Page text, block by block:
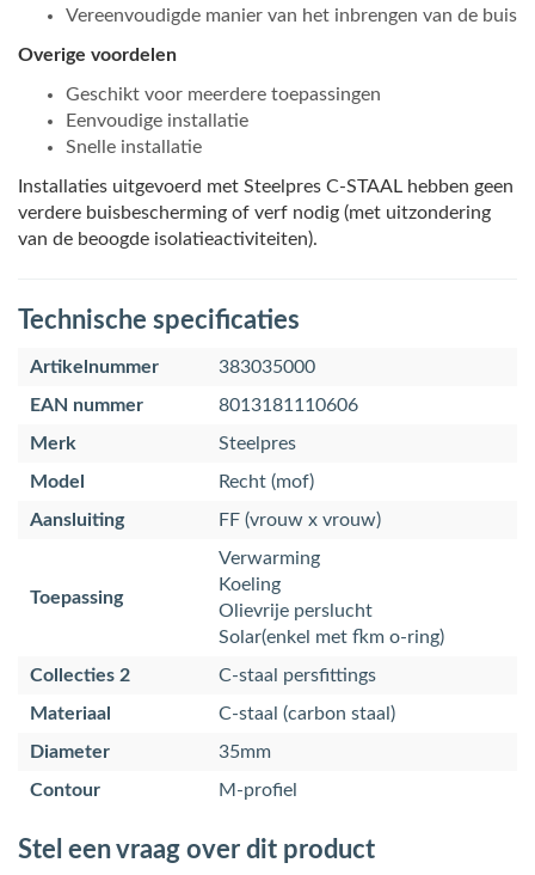
Vereenvoudigde manier van het inbrengen van de buis
Overige voordelen
Geschikt voor meerdere toepassingen
Eenvoudige installatie
Snelle installatie
Installaties uitgevoerd met Steelpres C-STAAL hebben geen
verdere buisbescherming of verf nodig (met uitzondering
van de beoogde isolatieactiviteiten).
Technische specificaties
Artikelnummer
383035000
EAN nummer
8013181110606
Merk
Steelpres
Model
Recht (mof)
Aansluiting
FF (vrouw x vrouw)
Toepassing
Verwarming
Koeling
Olievrije perslucht
Solar(enkel met fkm o-ring)
Collecties 2
C-staal persfittings
Materiaal
C-staal (carbon staal)
Diameter
35mm
Contour
M-profiel
Stel een vraag over dit product